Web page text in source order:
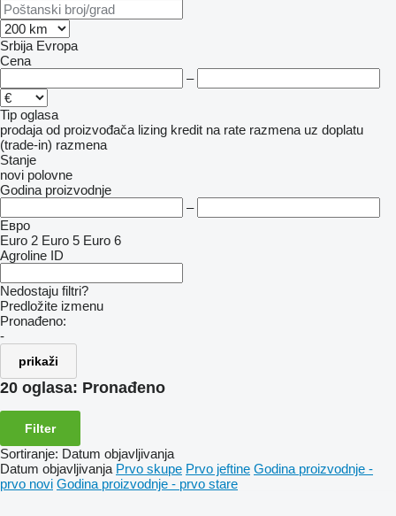
Srbija Evropa
Cena
–
Tip oglasa
prodaja od proizvođača lizing kredit na rate razmena uz doplatu
(trade-in) razmena
Stanje
novi polovne
Godina proizvodnje
–
Евро
Euro 2 Euro 5 Euro 6
Agroline ID
Nedostaju filtri?
Predložite izmenu
Pronađeno:
-
prikaži
20 oglasa: Pronađeno
Filter
Sortiranje: Datum objavljivanja
Datum objavljivanja Prvo skupe Prvo jeftine Godina proizvodnje -
prvo novi Godina proizvodnje - prvo stare